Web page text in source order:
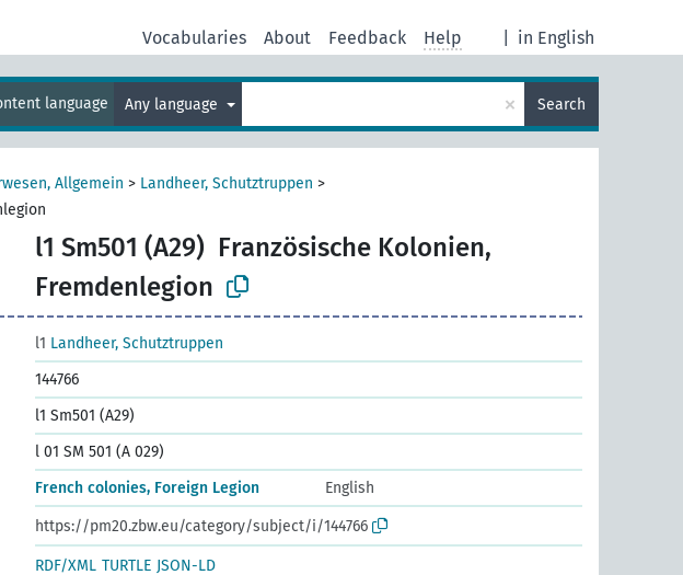
in English
Vocabularies About Feedback Help
language Any language × Search
Allgemein > Landheer, Schutztruppen >
l1 Sm501 (A29) Französische Kolonien,
Fremdenlegion
l1 Landheer, Schutztruppen
144766
l1 Sm501 (A29)
l 01 SM 501 (A 029)
French colonies, Foreign Legion
English
https://pm20.zbw.eu/category/subject/i/144766
RDF/XML TURTLE JSON-LD